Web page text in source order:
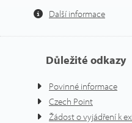
Další informace
Důležité odkazy
Povinné informace
Czech Point
Žádost o vyjádření k